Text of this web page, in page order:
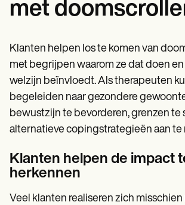
met
Klanten helpen los te komen van
met begrijpen waarom ze dat doen
welzijn beïnvloedt. Als therapeuten
begeleiden naar gezondere
bewustzijn te bevorderen, grenzen te
alternatieve copingstrategieën aan te
Klanten helpen de impact
herkennen
Veel klanten realiseren zich misschien